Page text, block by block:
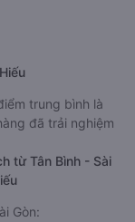
trung bình là
đã trải nghiệm
từ Tân Bình - Sài
Gòn: